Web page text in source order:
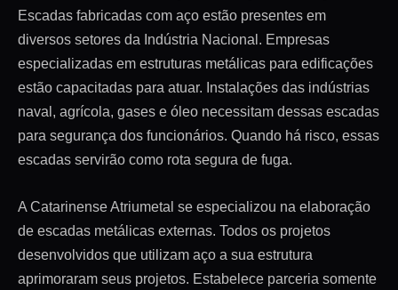
Escadas fabricadas com aço estão presentes em
diversos setores da Indústria Nacional. Empresas
especializadas em estruturas metálicas para edificações
estão capacitadas para atuar. Instalações das indústrias
naval, agrícola, gases e óleo necessitam dessas escadas
para segurança dos funcionários. Quando há risco, essas
escadas servirão como rota segura de fuga.
A Catarinense Atriumetal se especializou na elaboração
de escadas metálicas externas. Todos os projetos
desenvolvidos que utilizam aço a sua estrutura
aprimoraram seus projetos. Estabelece parceria somente